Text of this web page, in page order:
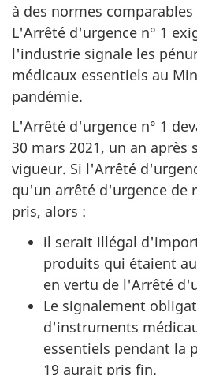
à des normes
L'Arrêté d'urgence n° 1
l'industrie signale les
médicaux essentiels au
pandémie.
L'Arrêté d'urgence n° 1
30 mars 2021, un an après
vigueur. Si l'Arrêté
qu'un arrêté d'urgence de
pris, alors :
il serait illégal
produits qui étaient
en vertu de l'Arrêté
Le signalement
d'instruments
essentiels pendant la
19 aurait pris fin.